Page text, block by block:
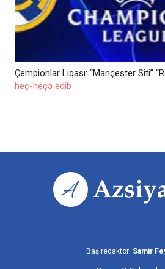
Çempionlar Liqası: “Mançester Siti”
heç-heçə edib
Baş redaktor: Samir